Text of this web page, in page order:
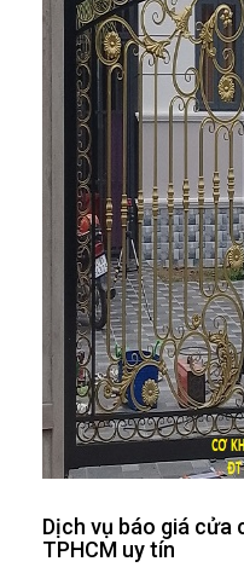
Dịch vụ báo giá
TPHCM uy tín